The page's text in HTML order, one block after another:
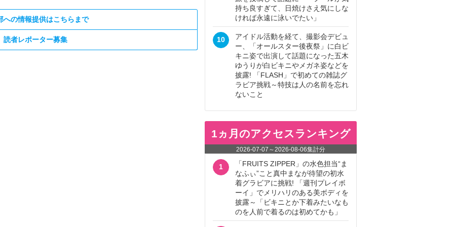
への情報提供はこちらまで
読者レポーター募集
持ち良すぎて、日焼けさえ気にしな
ければ永遠に泳いでたい」
10
アイドル活動を経て、撮影会デビュ
ー、「オールスター後夜祭」に白ビ
キニ姿で出演して話題になった五木
ゆうりが白ビキニやメガネ姿などを
披露! 「FLASH」で初めての雑誌グ
ラビア挑戦～特技は人の名前を忘れ
ないこと
1ヵ月のアクセスランキング
2026-07-07 ～2026-08-06集計分
1
「FRUITS ZIPPER」の水色担当“ま
なふぃ”こと真中まなが待望の初水
着グラビアに挑戦! 「週刊プレイボ
ーイ」でメリハリのある美ボディを
披露～「ビキニとか下着みたいなも
のを人前で着るのは初めてかも」